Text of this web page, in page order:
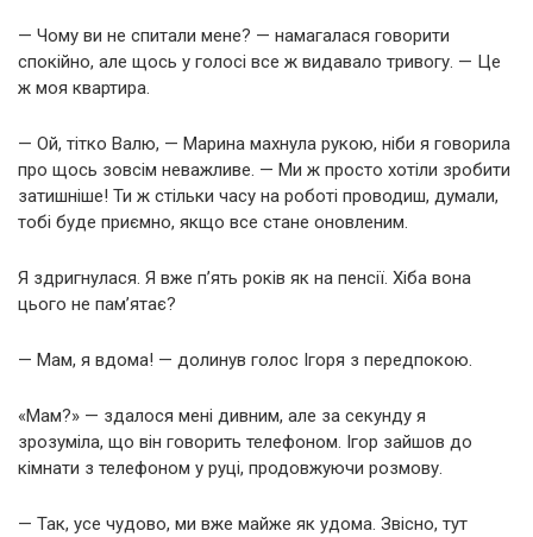
— Чому ви не спитали мене? — намагалася говорити
спокійно, але щось у голосі все ж видавало тривогу. — Це
ж моя квартира.
— Ой, тітко Валю, — Марина махнула рукою, ніби я говорила
про щось зовсім неважливе. — Ми ж просто хотіли зробити
затишніше! Ти ж стільки часу на роботі проводиш, думали,
тобі буде приємно, якщо все стане оновленим.
Я здригнулася. Я вже п’ять років як на пенсії. Хіба вона
цього не пам’ятає?
— Мам, я вдома! — долинув голос Ігоря з передпокою.
«Мам?» — здалося мені дивним, але за секунду я
зрозуміла, що він говорить телефоном. Ігор зайшов до
кімнати з телефоном у руці, продовжуючи розмову.
— Так, усе чудово, ми вже майже як удома. Звісно, тут